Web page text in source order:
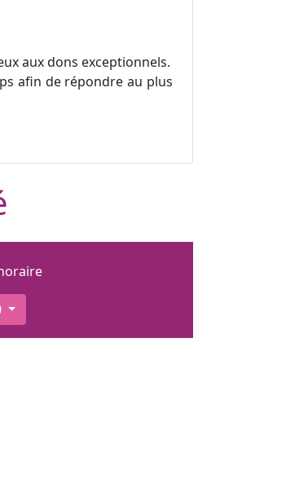
aux dons exceptionnels.
afin de répondre au plus